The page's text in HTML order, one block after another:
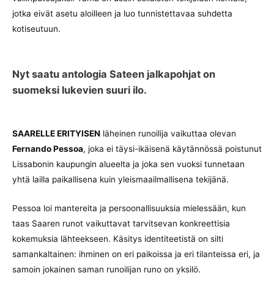
jotka eivät asetu aloilleen ja luo tunnistettavaa suhdetta
kotiseutuun.
Nyt saatu antologia Sateen jalkapohjat on
suomeksi lukevien suuri ilo.
SAARELLE ERITYISEN läheinen runoilija vaikuttaa olevan
Fernando Pessoa, joka ei täysi-ikäisenä käytännössä poistunut
Lissabonin kaupungin alueelta ja joka sen vuoksi tunnetaan
yhtä lailla paikallisena kuin yleismaailmallisena tekijänä.
Pessoa loi mantereita ja persoonallisuuksia mielessään, kun
taas Saaren runot vaikuttavat tarvitsevan konkreettisia
kokemuksia lähteekseen. Käsitys identiteetistä on silti
samankaltainen: ihminen on eri paikoissa ja eri tilanteissa eri, ja
samoin jokainen saman runoilijan runo on yksilö.